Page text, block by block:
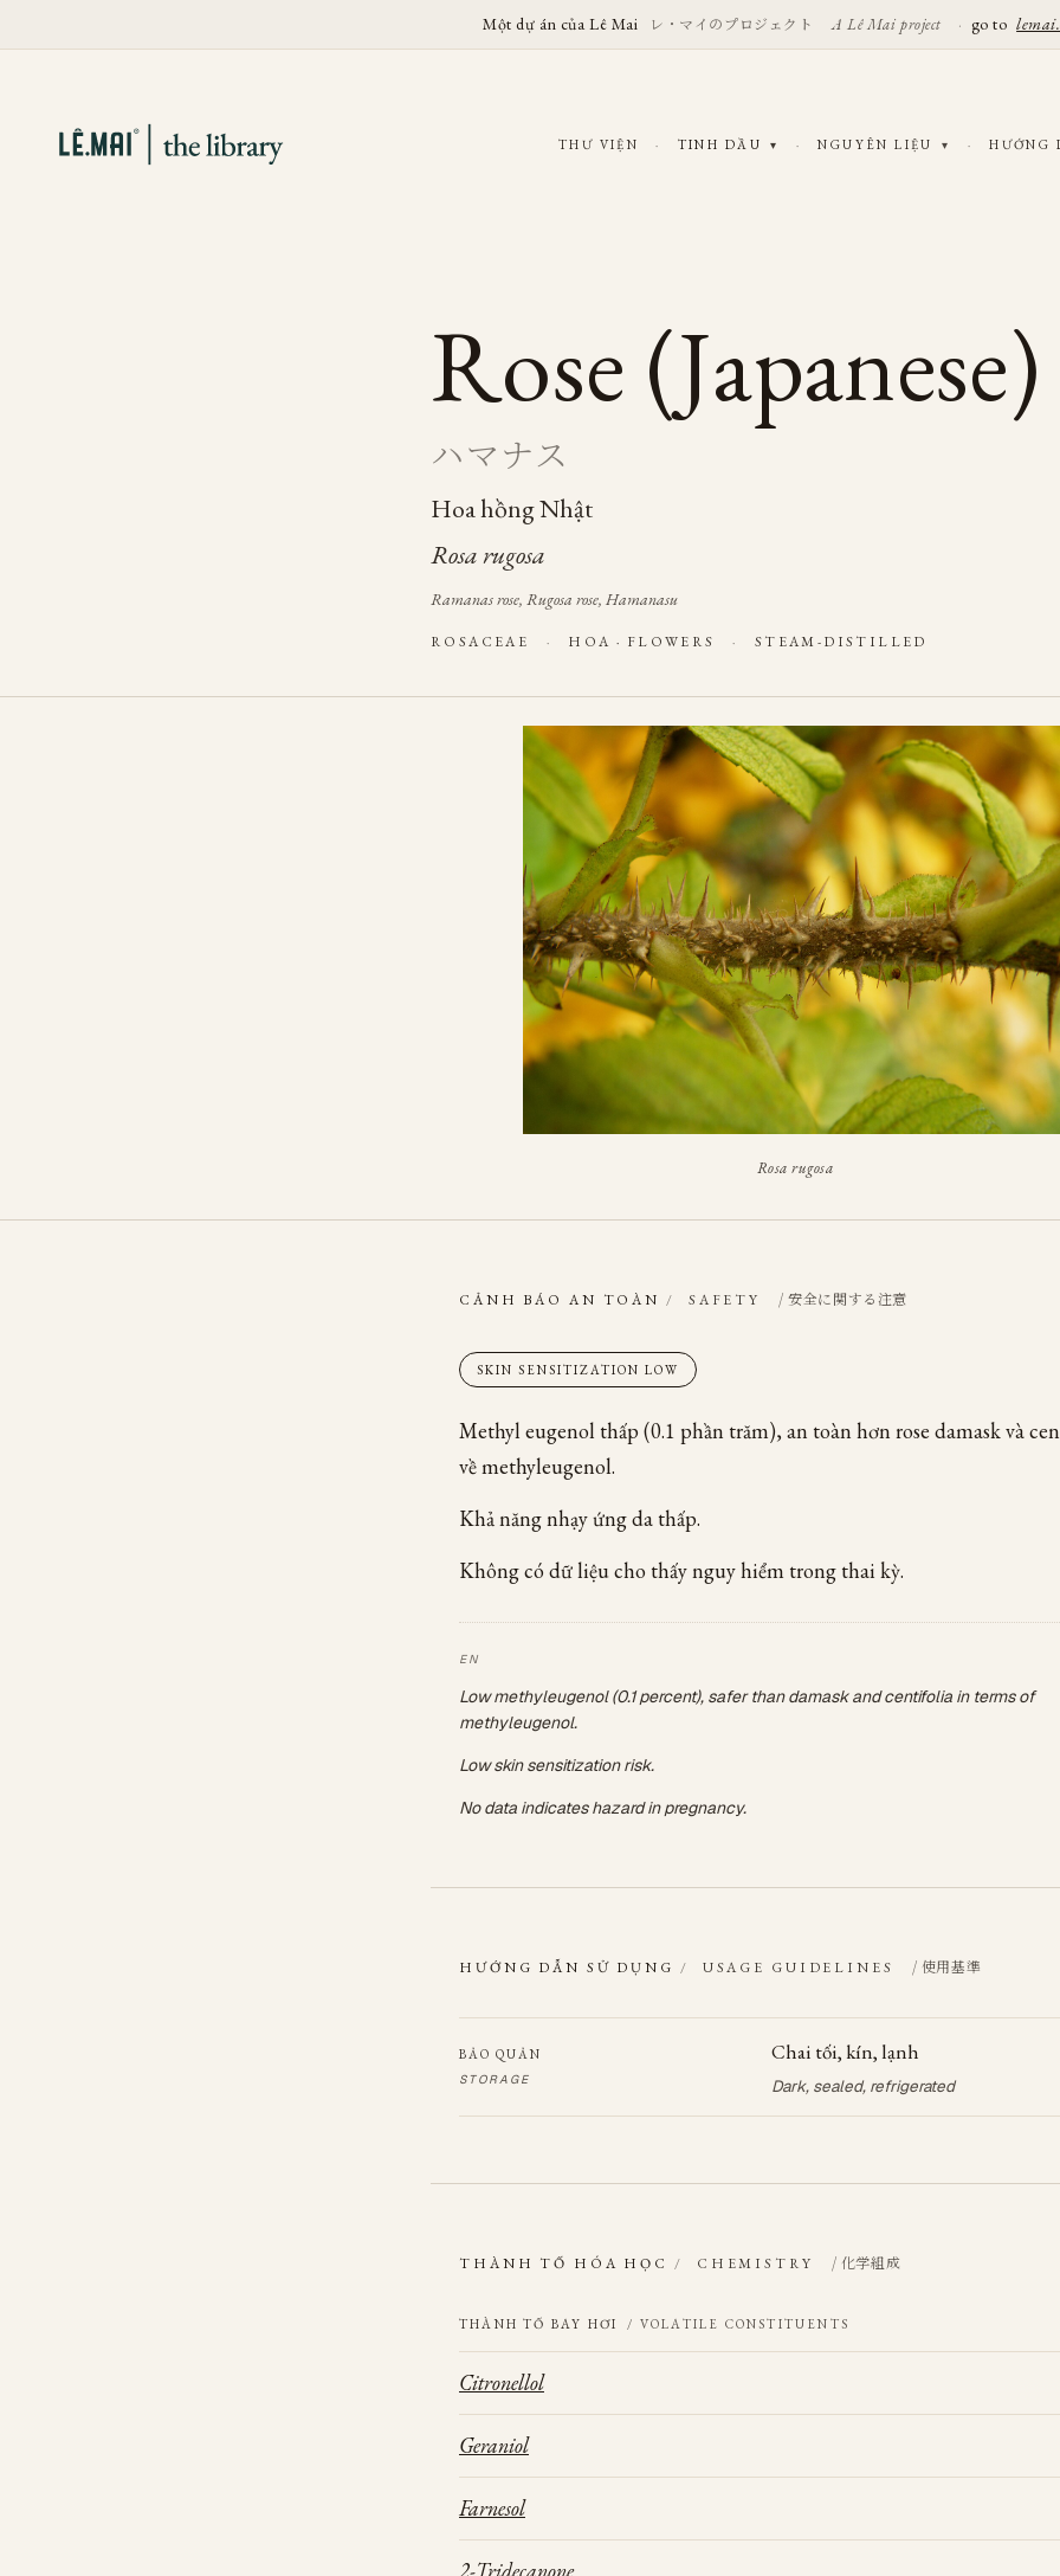
Một dự án của Lê Mai レ・マイのプロジェクト A Lê Mai project · go to
THƯ VIỆN · TINH DẦU ▾ · NGUYÊN LIỆU ▾ · HƯỚNG
Rose (Japanese)
ハマナス
Hoa hồng Nhật
Rosa rugosa
Ramanas rose, Rugosa rose, Hamanasu
ROSACEAE · HOA · FLOWERS · STEAM-DISTILLED
Rosa rugosa
CẢNH BÁO AN TOÀN / SAFETY / 安全に関する注意
SKIN SENSITIZATION LOW
Methyl eugenol thấp (0.1 phần trăm), an toàn hơn rose damask và
về methyleugenol.
Khả năng nhạy ứng da thấp.
Không có dữ liệu cho thấy nguy hiểm trong thai kỳ.
Low methyleugenol (0.1 percent), safer than damask and centifolia in terms of
methyleugenol.
Low skin sensitization risk.
No data indicates hazard in pregnancy.
HƯỚNG DẪN SỬ DỤNG / USAGE GUIDELINES / 使用基準
BẢO QUẢN
STORAGE
Chai tối, kín, lạnh
Dark, sealed, refrigerated
THÀNH TỐ HÓA HỌC / CHEMISTRY / 化学組成
THÀNH TỐ BAY HƠI / VOLATILE CONSTITUENTS
Citronellol
Geraniol
Farnesol